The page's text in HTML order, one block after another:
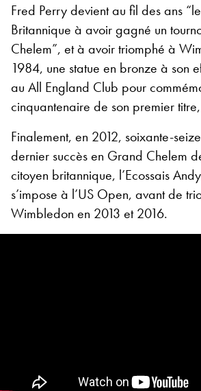
Fred Perry devient au fil des ans
Britannique à avoir gagné un
Chelem”, et à avoir triomphé à
1984, une statue en bronze à son
au All England Club pour
cinquantenaire de son premier
Finalement, en 2012, soixante-
dernier succès en Grand Chelem
citoyen britannique, l’Ecossais
s’impose à l’US Open, avant de
Wimbledon en 2013 et 2016.